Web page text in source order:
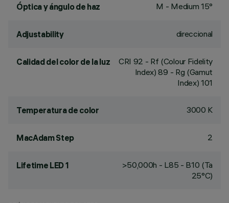
Óptica y ángulo de haz M - Medium 15°
Adjustability direccional
Calidad del color de la luz CRI 92 - Rf (Colour Fidelity
Index) 89 - Rg (Gamut
Index) 101
Temperatura de color 3000 K
MacAdam Step 2
Lifetime LED 1
>50,000h - L85 - B10 (Ta
25°C)